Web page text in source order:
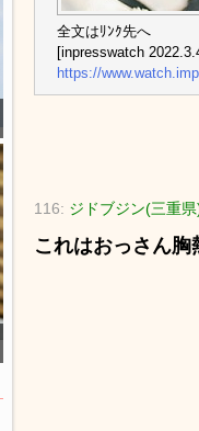
全文はﾘﾝｸ先へ
[inpresswatch
https://
116: ジドブジン(三重
これはおっさん胸